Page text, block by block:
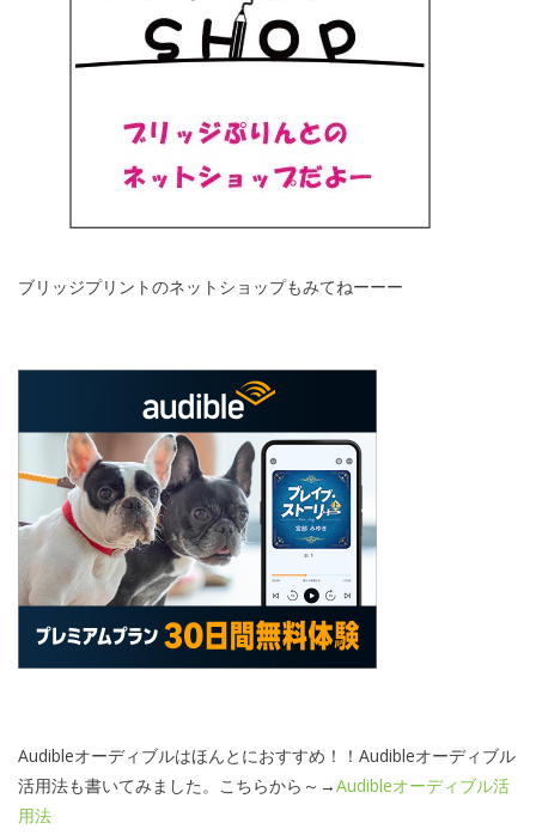
ブリッジプリントのネットショップもみてねーーー
Audibleオーディブルはほんとにおすすめ！！Audibleオーディブル
活用法も書いてみました。こちらから～→Audibleオーディブル活
用法